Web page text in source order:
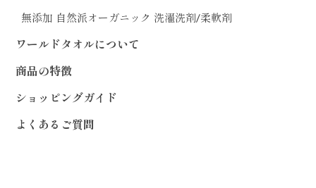
無添加 自然派オーガニック 洗濯洗剤/柔軟剤
ワールドタオルについて
商品の特徴
ショッピングガイド
よくあるご質問